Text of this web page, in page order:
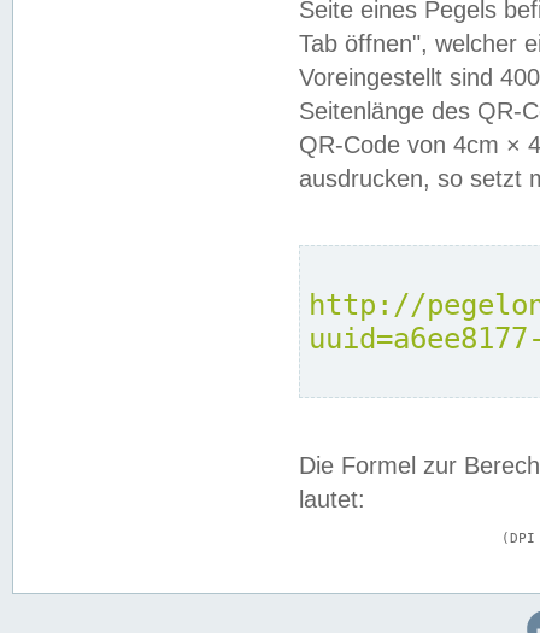
Seite eines Pegels
Tab öffnen", welcher
Voreingestellt sind
Seitenlänge des QR-
QR-Code von 4cm ×
ausdrucken, so setzt
http://
Die Formel zur
lautet: